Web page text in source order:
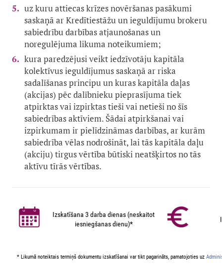
uz kuru attiecas krīzes novēršanas pasākumi
saskaņā ar Kredītiestāžu un ieguldījumu brokeru
sabiedrību darbības atjaunošanas un
noregulējuma likuma noteikumiem;
kura paredzējusi veikt iedzīvotāju kapitāla
kolektīvus ieguldījumus saskaņā ar riska
sadalīšanas principu un kuras kapitāla daļas
(akcijas) pēc dalībnieku pieprasījuma tiek
atpirktas vai izpirktas tieši vai netieši no šīs
sabiedrības aktīviem. Šādai atpirkšanai vai
izpirkumam ir pielīdzināmas darbības, ar kurām
sabiedrība vēlas nodrošināt, lai tās kapitāla daļu
(akciju) tirgus vērtība būtiski neatšķirtos no tās
aktīvu tīrās vērtības.
Izskatīšana 3 darba dienas (neskaitot
iesniegšanas dienu)*
* Likumā noteiktais termiņš dokumentu izskatīšanai var tikt pagarināts, pamatojoties uz